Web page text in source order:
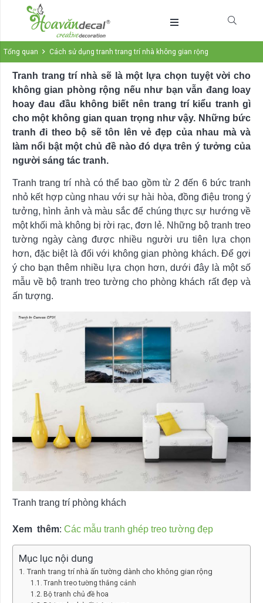
Tổng quan Cách sử dụng tranh trang trí nhà không gian rộng
Tranh trang trí nhà sẽ là một lựa chọn tuyệt vời cho
không gian phòng rộng nếu như bạn vẫn đang loay
hoay đau đầu không biết nên trang trí kiểu tranh gì
cho một không gian quan trọng như vậy. Những bức
tranh đi theo bộ sẽ tôn lên vẻ đẹp của nhau mà và
làm nổi bật một chủ đề nào đó dựa trên ý tưởng của
người sáng tác tranh.
Tranh trang trí nhà có thể bao gồm từ 2 đến 6 bức tranh
nhỏ kết hợp cùng nhau với sự hài hòa, đồng điệu trong ý
tưởng, hình ảnh và màu sắc để chúng thực sự hướng về
một khối mà không bị rời rạc, đơn lẻ. Những bộ tranh treo
tường ngày càng được nhiều người ưu tiên lựa chọn
hơn, đặc biệt là đối với không gian phòng khách. Để gợi
ý cho bạn thêm nhiều lựa chọn hơn, dưới đây là một số
mẫu về bộ tranh treo tường cho phòng khách rất đẹp và
ấn tượng.
Tranh trang trí phòng khách
Xem thêm: Các mẫu tranh ghép treo tường đẹp
Mục lục nội dung
Tranh trang trí nhà ấn tường dành cho không gian rộng
Tranh treo tường thắng cảnh
Bộ tranh chủ đề hoa